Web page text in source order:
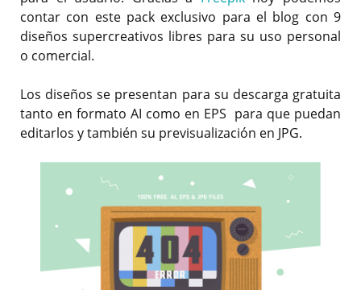
contar con este pack exclusivo para el blog con 9
diseños supercreativos libres para su uso personal
o comercial.
Los diseños se presentan para su descarga gratuita
tanto en formato AI como en EPS para que puedan
editarlos y también su previsualización en JPG.